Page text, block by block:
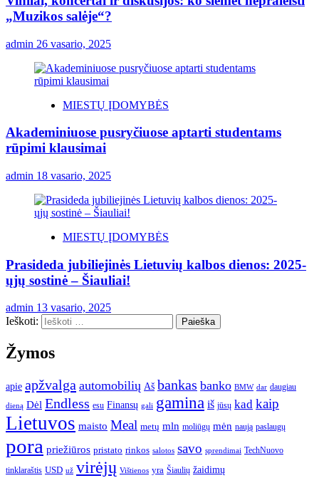
„Muzikos salėje“?
admin 26 vasario, 2025
MIESTŲ ĮDOMYBĖS
Akademiniuose pusryčiuose aptarti studentams
rūpimi klausimai
admin 18 vasario, 2025
MIESTŲ ĮDOMYBĖS
Prasideda jubiliejinės Lietuvių kalbos dienos: 2025-
ųjų sostinė – Šiauliai!
admin 13 vasario, 2025
Ieškoti:
Žymos
apie apžvalga automobilių Aš bankas banko BMW dar daugiau
dieną Dėl Endless esu Finansų gali gamina iš jūsų kad kaip
Lietuvos maisto Meal metų mln moliūgų mėn naują paslaugų
pora priežiūros pristato rinkos salotos savo sprendimai TechNuovo
tinklaraštis USD už virėjų Vištienos yra Šiaulių žaidimų